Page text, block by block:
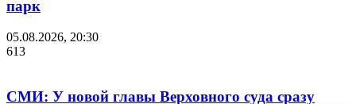
парк
05.08.2026, 20:30
613
СМИ: У новой главы Верховного суда сразу